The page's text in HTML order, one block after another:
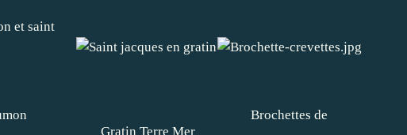
Gratin Terre Mer
Brochettes de